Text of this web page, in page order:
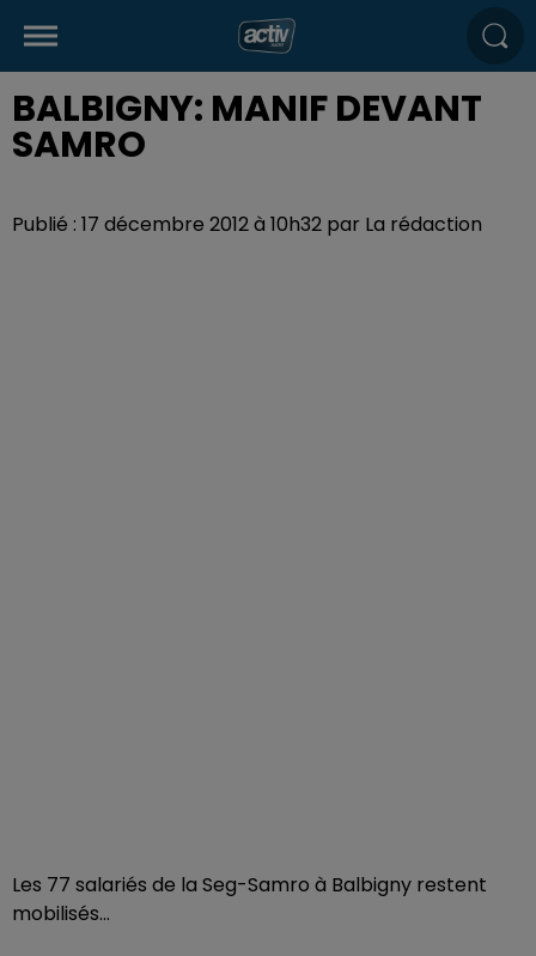
BALBIGNY: MANIF DEVANT
SAMRO
Publié : 17 décembre 2012 à 10h32 par La rédaction
Les 77 salariés de la Seg-Samro à Balbigny restent
mobilisés…